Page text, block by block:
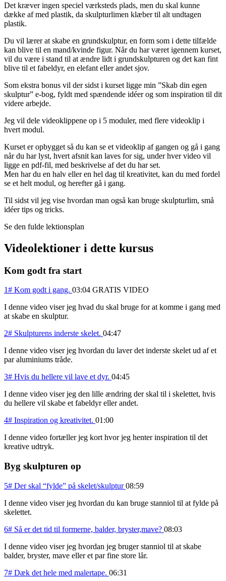
Det kræver ingen speciel værksteds plads, men du skal kunne
dække af med plastik, da skulpturlimen klæber til alt undtagen
plastik.
Du vil lærer at skabe en grundskulptur, en form som i dette tilfælde
kan blive til en mand/kvinde figur. Når du har været igennem kurset,
vil du være i stand til at ændre lidt i grundskulpturen og det kan fint
blive til et fabeldyr, en elefant eller andet sjov.
Som ekstra bonus vil der sidst i kurset ligge min ”Skab din egen
skulptur” e-bog, fyldt med spændende idéer og som inspiration til dit
videre arbejde.
Jeg vil dele videoklippene op i 5 moduler, med flere videoklip i
hvert modul.
Kurset er opbygget så du kan se et videoklip af gangen og gå i gang
når du har lyst, hvert afsnit kan laves for sig, under hver video vil
ligge en pdf-fil, med beskrivelse af det du har set.
Men har du en halv eller en hel dag til kreativitet, kan du med fordel
se et helt modul, og herefter gå i gang.
Til sidst vil jeg vise hvordan man også kan bruge skulpturlim, små
idéer tips og tricks.
Se den fulde lektionsplan
Videolektioner i dette kursus
Kom godt fra start
1# Kom godt i gang. 03:04 GRATIS VIDEO
I denne video viser jeg hvad du skal bruge for at komme i gang med
at skabe en skulptur.
2# Skulpturens inderste skelet. 04:47
I denne video viser jeg hvordan du laver det inderste skelet ud af et
par aluminiums tråde.
3# Hvis du hellere vil lave et dyr. 04:45
I denne video viser jeg den lille ændring der skal til i skelettet, hvis
du hellere vil skabe et fabeldyr eller andet.
4# Inspiration og kreativitet. 01:00
I denne video fortæller jeg kort hvor jeg henter inspiration til det
kreative udtryk.
Byg skulpturen op
5# Der skal “fylde” på skelet/skulptur08:59
I denne video viser jeg hvordan du kan bruge stanniol til at fylde på
skelettet.
6# Så er det tid til formerne, balder, bryster,mave? 08:03
I denne video viser jeg hvordan jeg bruger stanniol til at skabe
balder, bryster, mave eller et par fine store lår.
7# Dæk det hele med malertape. 06:31